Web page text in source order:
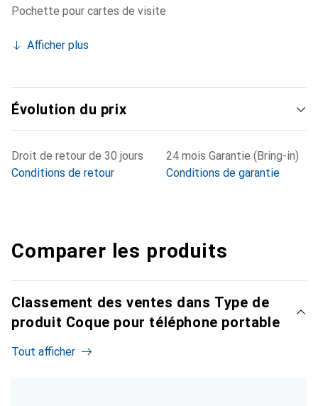
Pochette pour cartes de visite
Afficher plus
Évolution du prix
Droit de retour de 30 jours
Conditions de retour
24 mois Garantie (Bring-in)
Conditions de garantie
Comparer les produits
Classement des ventes dans Type de
produit Coque pour téléphone portable
Tout afficher